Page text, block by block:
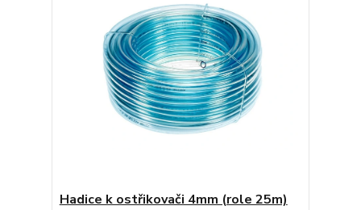
Hadice k ostřikovači 4mm (role 25m)